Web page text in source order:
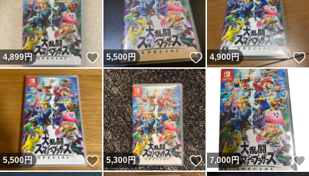
4,899円 いいね！
5,500円 いいね！
4,900円
5,500円 いいね！
5,300円 いいね！
7,000円